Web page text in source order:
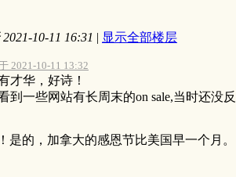
10-11 16:31 | 显示全部楼层
2021-10-11 13:32
才华，好诗！
到一些网站有长周末的on sale,当时还没
是的，加拿大的感恩节比美国早一个月。